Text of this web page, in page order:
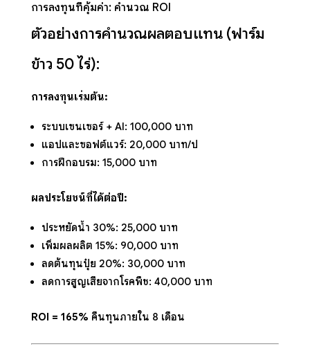
การลงทุนที่คุ้มค่า: คำนวณ ROI
ตัวอย่างการคำนวณผลตอบแทน (ฟาร์ม
ข้าว 50 ไร่):
การลงทุนเริ่มต้น:
ระบบเซนเซอร์ + AI: 100,000 บาท
แอปและซอฟต์แวร์: 20,000 บาท/ปี
การฝึกอบรม: 15,000 บาท
ผลประโยชน์ที่ได้ต่อปี:
ประหยัดน้ำ 30%: 25,000 บาท
เพิ่มผลผลิต 15%: 90,000 บาท
ลดต้นทุนปุ๋ย 20%: 30,000 บาท
ลดการสูญเสียจากโรคพืช: 40,000 บาท
ROI = 165% คืนทุนภายใน 8 เดือน